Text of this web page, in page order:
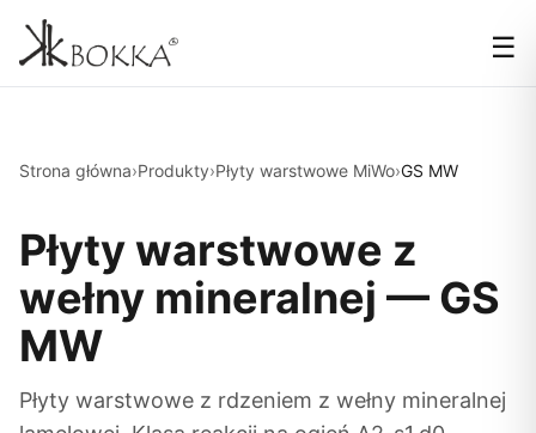
☰
Strona główna›Produkty›Płyty warstwowe MiWo›GS MW
Płyty warstwowe z
wełny mineralnej — GS
MW
Płyty warstwowe z rdzeniem z wełny mineralnej